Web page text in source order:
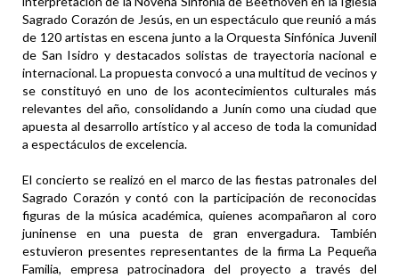
Sagrado Corazón de Jesús, en un espectáculo que reunió a más
de 120 artistas en escena junto a la Orquesta Sinfónica Juvenil
de San Isidro y destacados solistas de trayectoria nacional e
internacional. La propuesta convocó a una multitud de vecinos y
se constituyó en uno de los acontecimientos culturales más
relevantes del año, consolidando a Junín como una ciudad que
apuesta al desarrollo artístico y al acceso de toda la comunidad
a espectáculos de excelencia.
El concierto se realizó en el marco de las fiestas patronales del
Sagrado Corazón y contó con la participación de reconocidas
figuras de la música académica, quienes acompañaron al coro
juninense en una puesta de gran envergadura. También
estuvieron presentes representantes de la firma La Pequeña
Familia, empresa patrocinadora del proyecto a través del